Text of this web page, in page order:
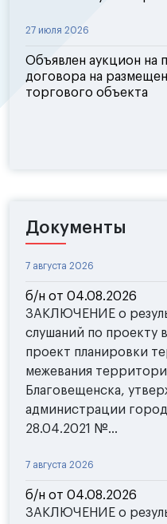
27 июля 2026
Объявлен аукцион на
договора на
торгового объекта
Документы
7 августа 2026
б/н от 04.08.2026
ЗАКЛЮЧЕНИЕ о
слушаний по проекту
проект планировки
межевания
Благовещенска,
администрации
28.04.2021 №...
7 августа 2026
б/н от 04.08.2026
ЗАКЛЮЧЕНИЕ о